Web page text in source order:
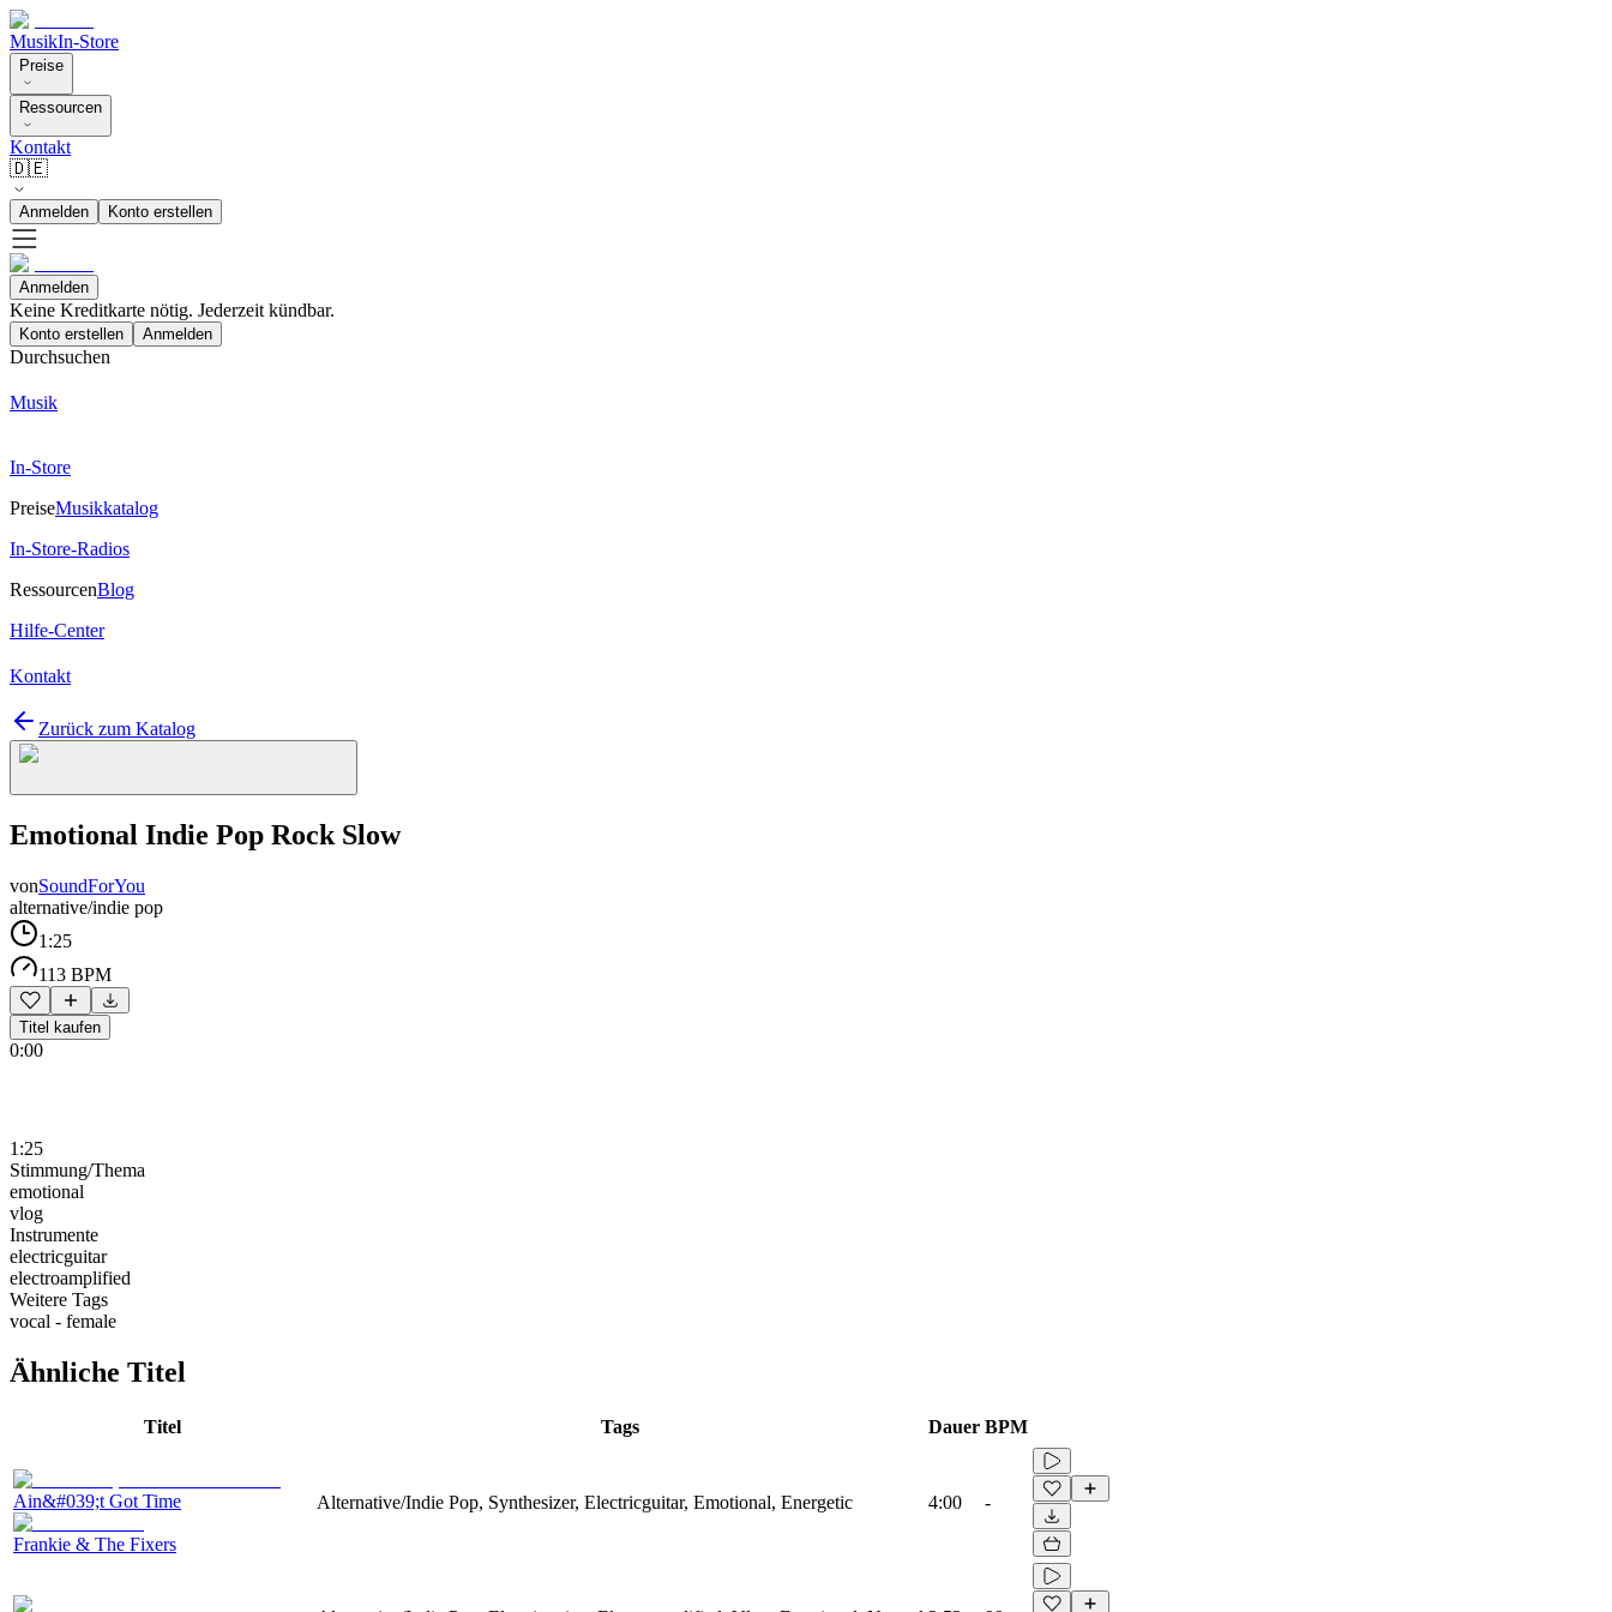
MusikIn-Store
Preise
Ressourcen
Kontakt
🇩🇪
Anmelden Konto erstellen
Anmelden
Keine Kreditkarte nötig. Jederzeit kündbar.
Konto erstellen Anmelden
Durchsuchen
Musik
In-Store
PreiseMusikkatalog
In-Store-Radios
RessourcenBlog
Hilfe-Center
Kontakt
Zurück zum Katalog
Emotional Indie Pop Rock Slow
vonSoundForYou
alternative/indie pop
1:25
113 BPM
Titel kaufen
0:00
1:25
Stimmung/Thema
emotional
vlog
Instrumente
electricguitar
electroamplified
Weitere Tags
vocal - female
Ähnliche Titel
Titel Tags Dauer BPM
Ain&#039;t Got Time
Frankie & The Fixers
Alternative/Indie Pop, Synthesizer, Electricguitar, Emotional, Energetic 4:00 -